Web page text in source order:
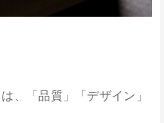
、「品質」「デザイン」